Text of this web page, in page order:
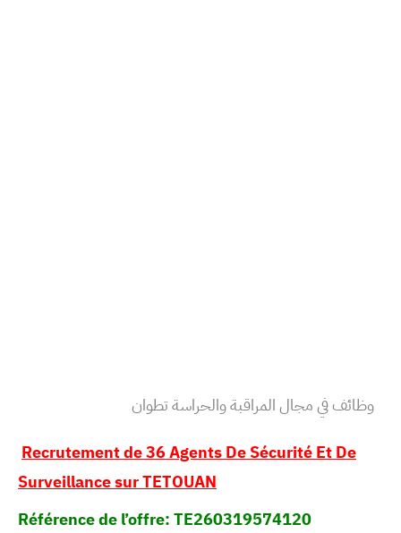
وظائف في مجال المراقبة والحراسة تطوان
Recrutement de 36 Agents De Sécurité Et De
Surveillance sur TETOUAN
Référence de l’offre:TE260319574120